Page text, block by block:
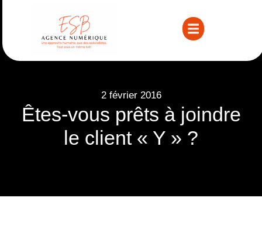
2 février 2016
Êtes-vous prêts à joindre
le client « Y » ?